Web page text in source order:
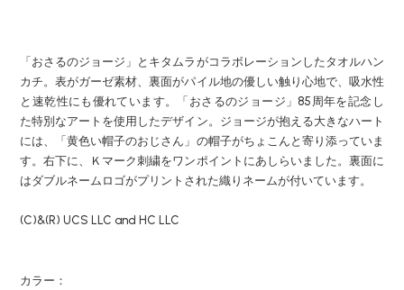
「おさるのジョージ」とキタムラがコラボレーションしたタオルハン
カチ。表がガーゼ素材、裏面がパイル地の優しい触り心地で、吸水性
と速乾性にも優れています。「おさるのジョージ」85周年を記念し
た特別なアートを使用したデザイン。ジョージが抱える大きなハート
には、「黄色い帽子のおじさん」の帽子がちょこんと寄り添っていま
す。右下に、Ｋマーク刺繍をワンポイントにあしらいました。裏面に
はダブルネームロゴがプリントされた織りネームが付いています。
(C)&(R) UCS LLC and HC LLC
カラー：